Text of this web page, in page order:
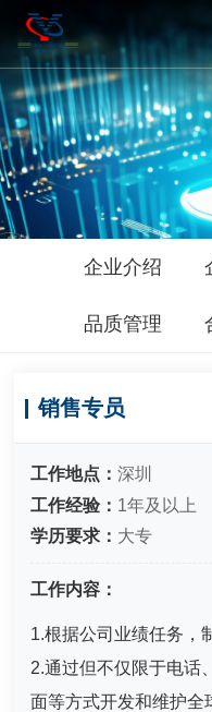
企业介绍
品质管理
销售专员
工作地点：深圳
工作经验： 1年及以上
学历要求： 大专
工作内容：
1.根据公司业绩任务，
2.通过但不仅限于电话
面等方式开发和维护全